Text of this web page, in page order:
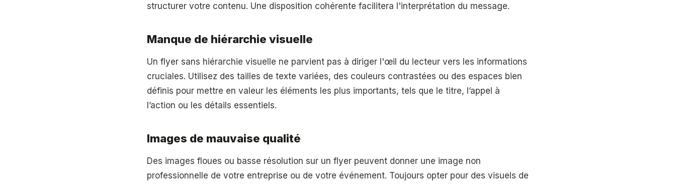
structurer votre contenu. Une disposition cohérente facilitera l'interprétation du message.
Manque de hiérarchie visuelle
Un flyer sans hiérarchie visuelle ne parvient pas à diriger l'œil du lecteur vers les informations
cruciales. Utilisez des tailles de texte variées, des couleurs contrastées ou des espaces bien
définis pour mettre en valeur les éléments les plus importants, tels que le titre, l’appel à
l’action ou les détails essentiels.
Images de mauvaise qualité
Des images floues ou basse résolution sur un flyer peuvent donner une image non
professionnelle de votre entreprise ou de votre événement. Toujours opter pour des visuels de